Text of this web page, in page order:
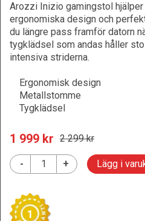
Arozzi Inizio gamingstol
ergonomiska design och
du längre pass framför datorn
tygklädsel som andas håller
intensiva striderna.
Ergonomisk design
Metallstomme
Tygklädsel
1 999 kr 2 299 kr
- + Lägg i
1